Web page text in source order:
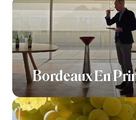
Bordeaux En